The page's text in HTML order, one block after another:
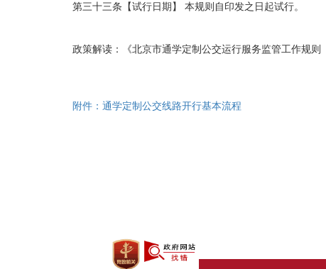
第三十三条【试行日期】 本规则自印发之日起试行。
政策解读：《北京市通学定制公交运行服务监管工作规则
附件：通学定制公交线路开行基本流程